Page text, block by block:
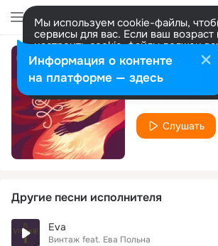
Мы используем cookie-файлы,
сервисы для вас. Если ваш возраст
настроить cookie-файлы должен
представитель. Больше
Разрешить все Настроить
Икар
Ева Польна
Слушать
Другие песни исполнителя
Eva
Винтаж feat. Ева Польна
Информация о контенте
на платформе — здесь